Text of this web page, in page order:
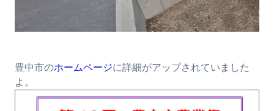
豊中市のホームページに詳細がアップされていました
よ。